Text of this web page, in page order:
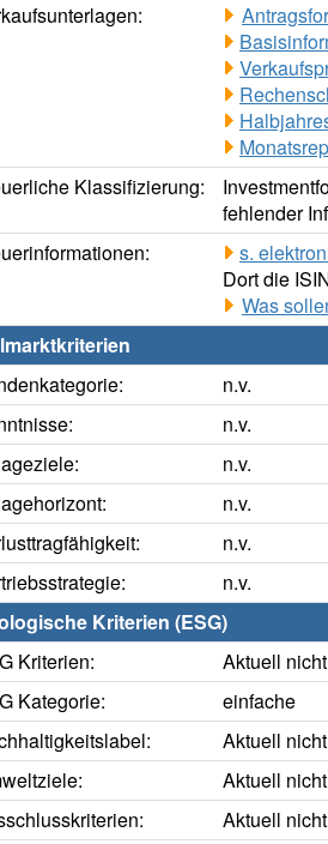
Klassifizierung:
fehlender
s.
Dort die
Was
n.v.
n.v.
n.v.
n.v.
n.v.
n.v.
Kriterien (ESG)
Kriterien:
Aktuell
Kategorie:
einfache
Aktuell
Aktuell
Aktuell